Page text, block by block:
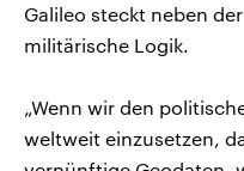
Galileo steckt neben
militärische Logik.
„Wenn wir den
weltweit einzusetzen,